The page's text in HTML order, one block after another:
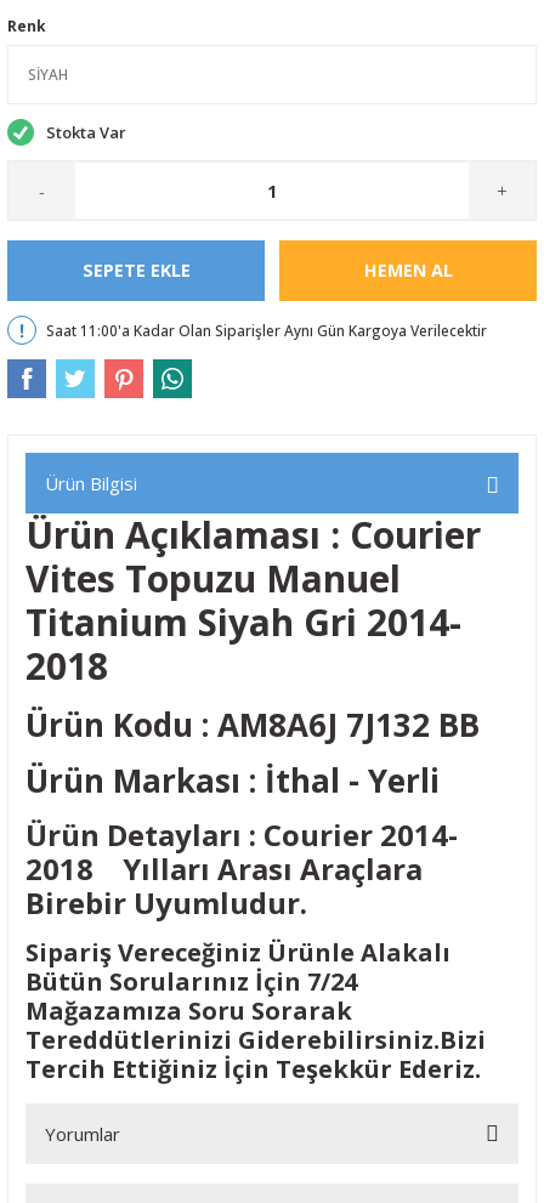
Renk
Stokta Var
- +
SEPETE EKLE HEMEN AL
Saat 11:00'a Kadar Olan Siparişler Aynı Gün Kargoya Verilecektir
Ürün Bilgisi
Ürün Açıklaması : Courier
Vites Topuzu Manuel
Titanium Siyah Gri 2014-
2018
Ürün Kodu : AM8A6J 7J132 BB
Ürün Markası : İthal - Yerli
Ürün Detayları : Courier 2014-
2018 Yılları Arası Araçlara
Birebir Uyumludur.
Sipariş Vereceğiniz Ürünle Alakalı
Bütün Sorularınız İçin 7/24
Mağazamıza Soru Sorarak
Tereddütlerinizi Giderebilirsiniz.Bizi
Tercih Ettiğiniz İçin Teşekkür Ederiz.
Yorumlar